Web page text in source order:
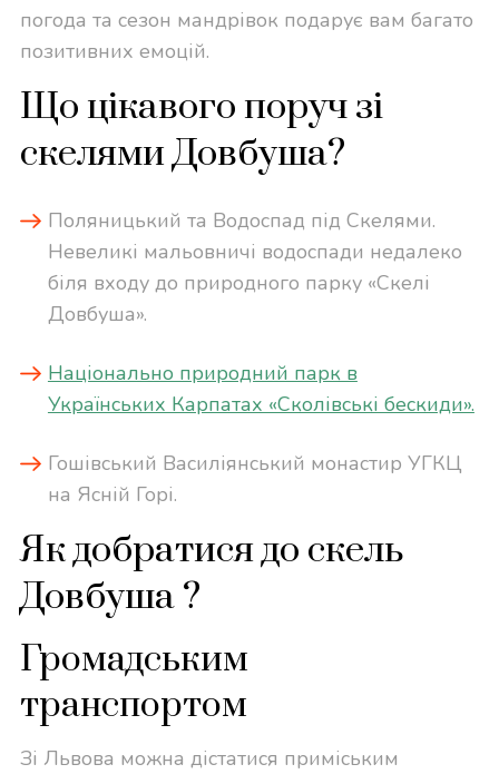
погода та сезон мандрівок подарує вам багато
позитивних емоцій.
Що цікавого поруч зі
скелями Довбуша?
Поляницький та Водоспад під Скелями.
Невеликі мальовничі водоспади недалеко
біля входу до природного парку «Скелі
Довбуша».
Національно природний парк в
Українських Карпатах «Сколівські бескиди».
Гошівський Василіянський монастир УГКЦ
на Ясній Горі.
Як добратися до скель
Довбуша ?
Громадським
транспортом
Зі Львова можна дістатися приміським